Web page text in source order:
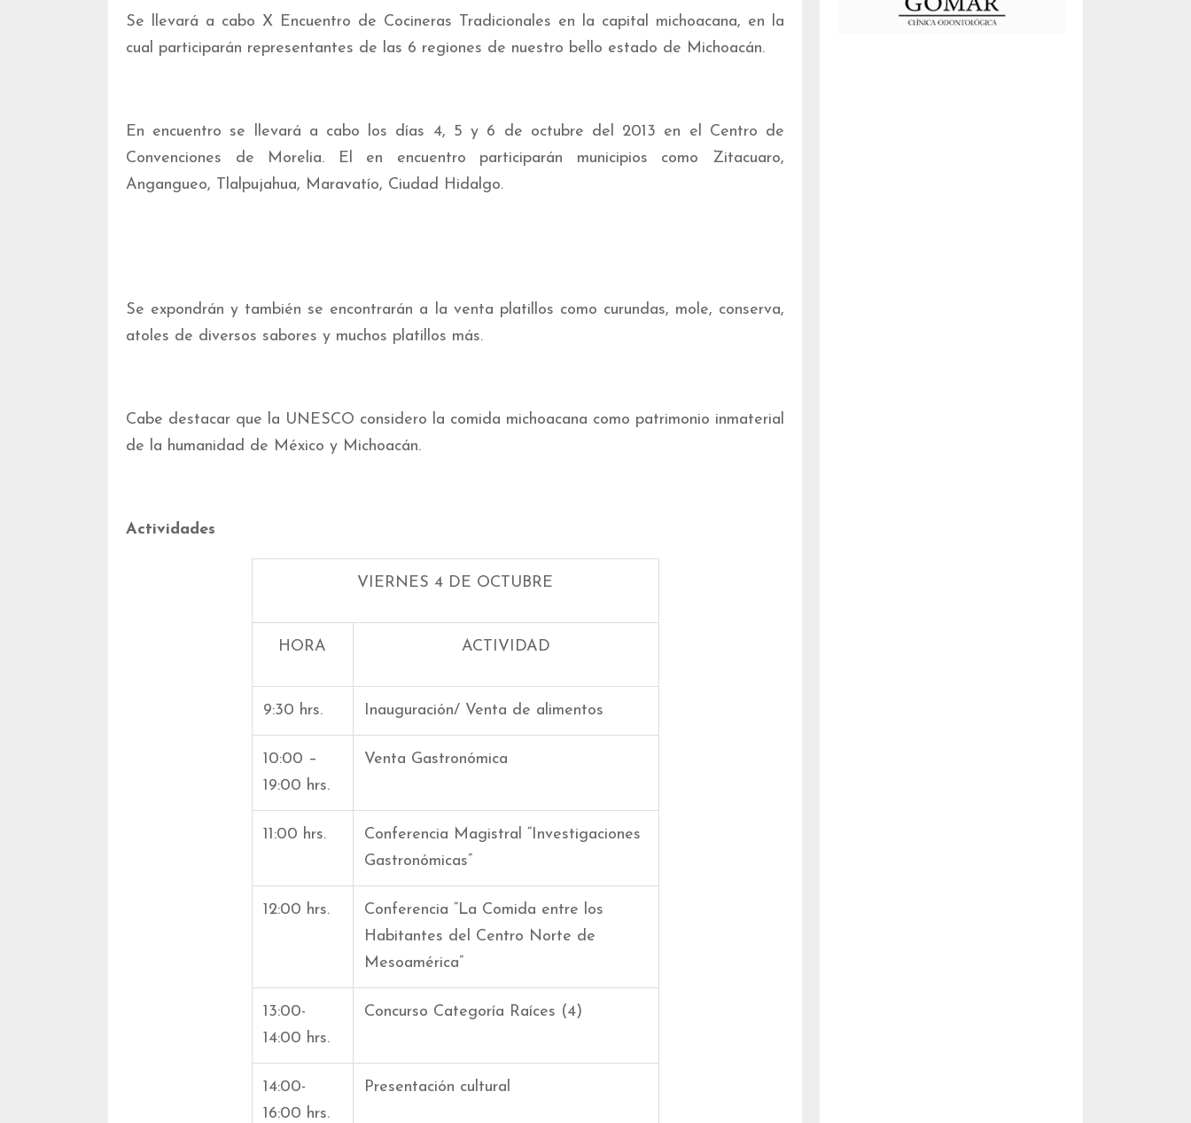
Se llevará a cabo X Encuentro de Cocineras Tradicionales en la capital michoacana, en la
cual participarán representantes de las 6 regiones de nuestro bello estado de Michoacán.
En encuentro se llevará a cabo los días 4, 5 y 6 de octubre del 2013 en el Centro de
Convenciones de Morelia. El en encuentro participarán municipios como Zitacuaro,
Angangueo, Tlalpujahua, Maravatío, Ciudad Hidalgo.
Se expondrán y también se encontrarán a la venta platillos como curundas, mole, conserva,
atoles de diversos sabores y muchos platillos más.
Cabe destacar que la UNESCO considero la comida michoacana como patrimonio inmaterial
de la humanidad de México y Michoacán.
Actividades
VIERNES 4 DE OCTUBRE
HORA ACTIVIDAD
9:30 hrs. Inauguración/ Venta de alimentos
10:00 –
19:00 hrs.
Venta Gastronómica
11:00 hrs.
Conferencia Magistral “Investigaciones
Gastronómicas”
12:00 hrs.
Conferencia “La Comida entre los
Habitantes del Centro Norte de
Mesoamérica”
13:00-
14:00 hrs.
Concurso Categoría Raíces (4)
14:00-
16:00 hrs.
Presentación cultural